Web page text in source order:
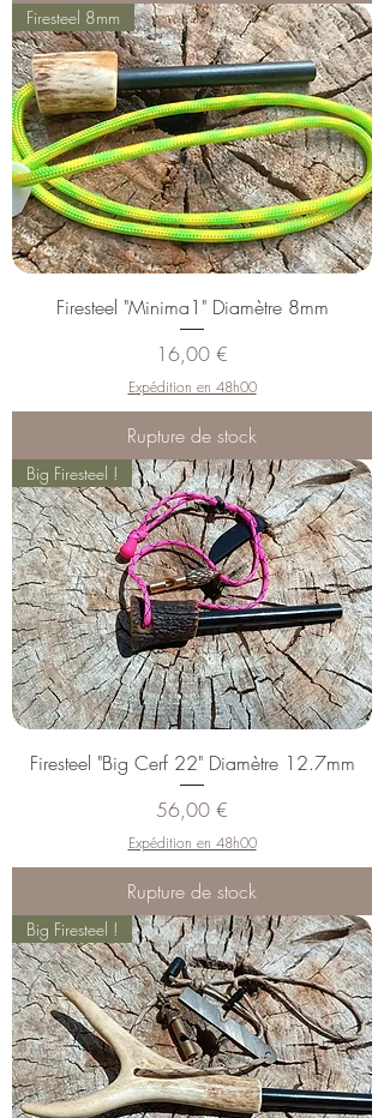
Firesteel 8mm
Firesteel "Minima1" Diamètre 8mm
Prix
16,00 €
Expédition en 48h00
Rupture de stock
Big Firesteel !
Firesteel "Big Cerf 22" Diamètre 12.7mm
Prix
56,00 €
Expédition en 48h00
Rupture de stock
Big Firesteel !